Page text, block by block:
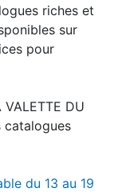
riches et
sur
pour
DU
catalogues
du 13 au 19